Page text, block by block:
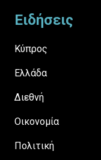
Ειδήσεις
Κύπρος
Ελλάδα
Διεθνή
Οικονομία
Πολιτική